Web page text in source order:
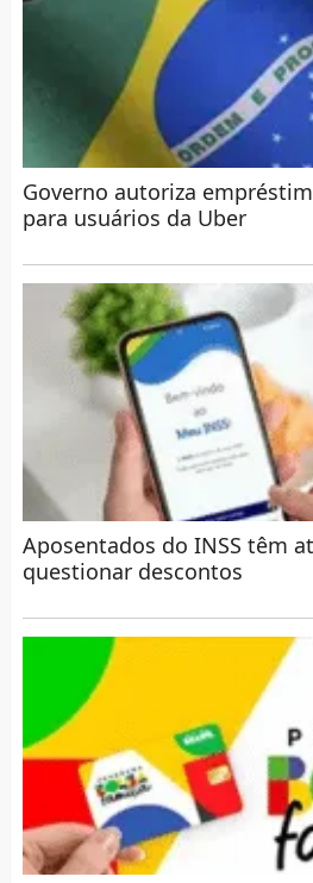
Governo autoriza
para usuários da Uber
Aposentados do INSS têm
questionar descontos